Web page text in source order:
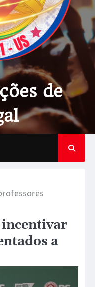
de
incentivar
a